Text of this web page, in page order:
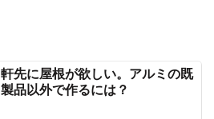
軒先に屋根が欲しい。アルミの既
製品以外で作るには？